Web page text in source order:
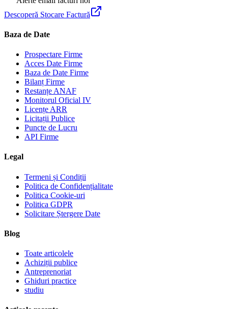
Descoperă Stocare Factură
Baza de Date
Prospectare Firme
Acces Date Firme
Baza de Date Firme
Bilanț Firme
Restanțe ANAF
Monitorul Oficial IV
Licențe ARR
Licitații Publice
Puncte de Lucru
API Firme
Legal
Termeni și Condiții
Politica de Confidențialitate
Politica Cookie-uri
Politica GDPR
Solicitare Ștergere Date
Blog
Toate articolele
Achiziții publice
Antreprenoriat
Ghiduri practice
studiu